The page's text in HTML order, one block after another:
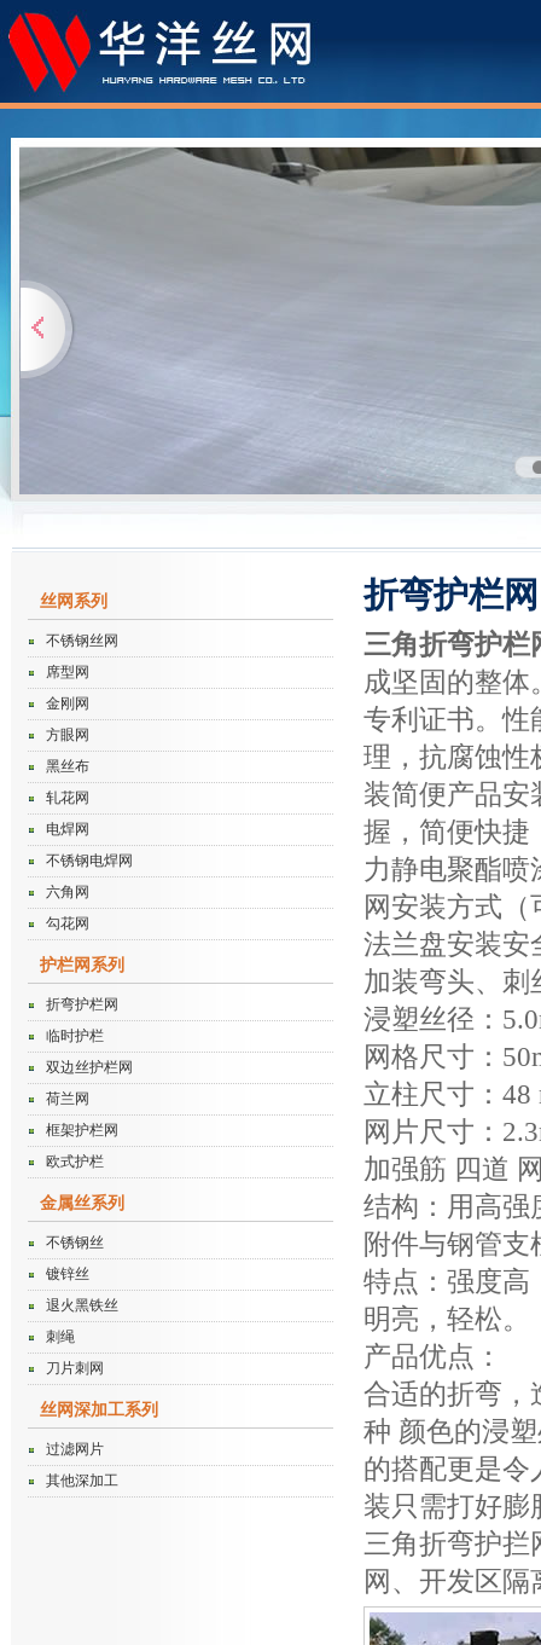
丝网系列
不锈钢丝网
席型网
金刚网
方眼网
黑丝布
轧花网
电焊网
不锈钢电焊网
六角网
勾花网
护栏网系列
折弯护栏网
临时护栏
双边丝护栏网
荷兰网
框架护栏网
欧式护栏
金属丝系列
不锈钢丝
镀锌丝
退火黑铁丝
刺绳
刀片刺网
丝网深加工系列
过滤网片
其他深加工
折弯护栏网
三角折弯护栏
成坚固的整
专利证书。性
理，抗腐蚀性
装简便产品安
握，简便快捷
力静电聚酯
网安装方式
法兰盘安装安
加装弯头、刺
浸塑丝径：
网格尺寸：
立柱尺寸：48
网片尺寸：
加强筋 四道
结构：用高强
附件与钢管支
特点：强度高
明亮，轻松。
产品优点：
合适的折弯，
种 颜色的浸
的搭配更是令
装只需打好膨
三角折弯护
网、开发区